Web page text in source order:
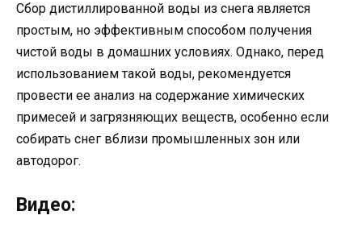
Сбор дистиллированной воды из снега является
простым, но эффективным способом получения
чистой воды в домашних условиях. Однако, перед
использованием такой воды, рекомендуется
провести ее анализ на содержание химических
примесей и загрязняющих веществ, особенно если
собирать снег вблизи промышленных зон или
автодорог.
Видео: